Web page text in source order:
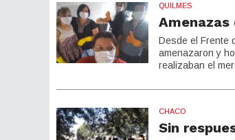
QUILMES
Desde el Frente
amenazaron y
realizaban el
CHACO
Sin